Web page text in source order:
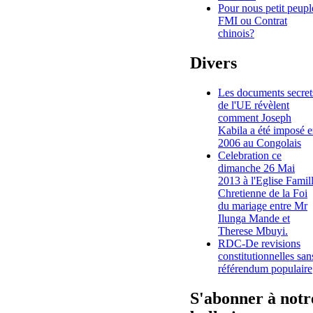
Pour nous petit
FMI ou Contrat
chinois?
Divers
Les documents
de l'UE révèlent
comment Joseph
Kabila a été imposé
2006 au Congolais
Celebration ce
dimanche 26 Mai
2013 à l'Eglise
Chretienne de la Foi
du mariage entre Mr
Ilunga Mande et
Therese Mbuyi.
RDC-De revisions
constitutionnelles
référendum populaire
S'abonner à